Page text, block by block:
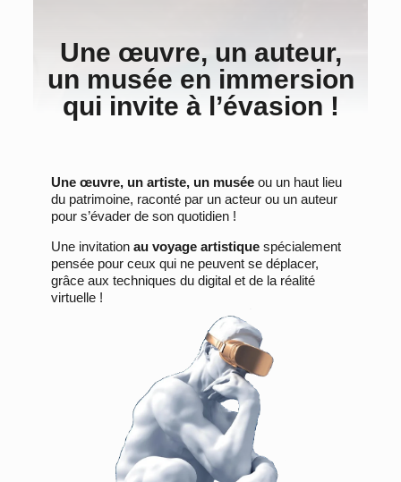
Une œuvre, un auteur,
un musée en immersion
qui invite à l’évasion !
Une œuvre, un artiste, un muséeou un haut lieu
du patrimoine, raconté par un acteur ou un auteur
pour s’évader de son quotidien !
Une invitation au voyage artistiquespécialement
pensée pour ceux qui ne peuvent se déplacer,
grâce aux techniques du digital et de la réalité
virtuelle !